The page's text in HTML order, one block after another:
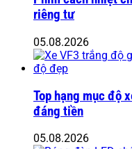
riêng tư
05.08.2026
Top hạng mục độ
đáng tiền
05.08.2026